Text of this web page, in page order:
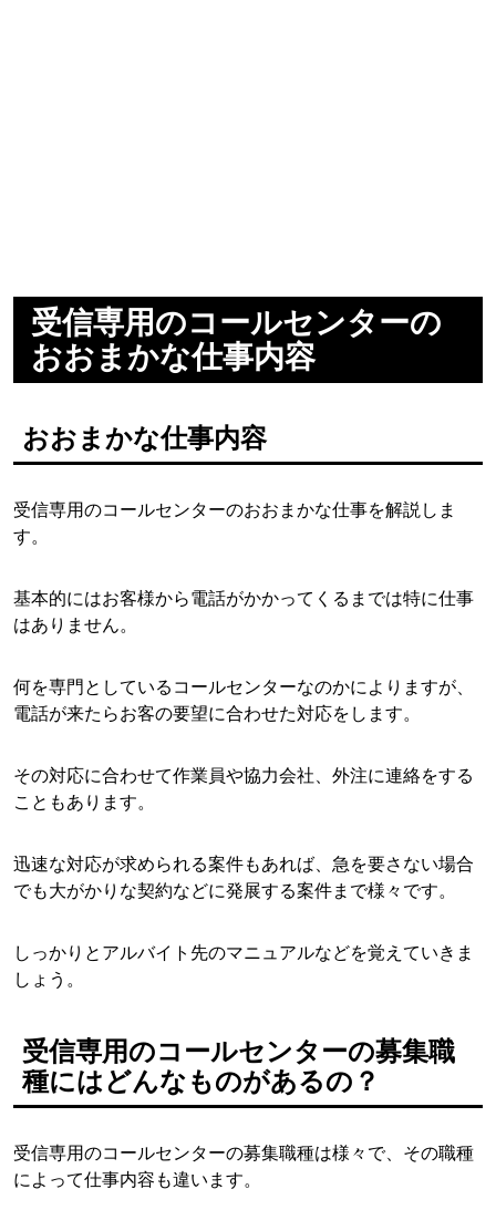
受信専用のコールセンターの
おおまかな仕事内容
おおまかな仕事内容
受信専用のコールセンターのおおまかな仕事を解説しま
す。
基本的にはお客様から電話がかかってくるまでは特に仕事
はありません。
何を専門としているコールセンターなのかによりますが、
電話が来たらお客の要望に合わせた対応をします。
その対応に合わせて作業員や協力会社、外注に連絡をする
こともあります。
迅速な対応が求められる案件もあれば、急を要さない場合
でも大がかりな契約などに発展する案件まで様々です。
しっかりとアルバイト先のマニュアルなどを覚えていきま
しょう。
受信専用のコールセンターの募集職
種にはどんなものがあるの？
受信専用のコールセンターの募集職種は様々で、その職種
によって仕事内容も違います。